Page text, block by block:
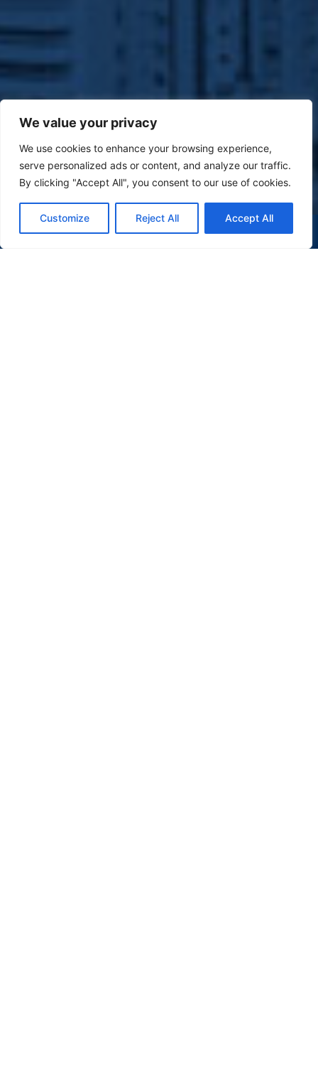
We value your privacy
We use cookies to enhance your browsing experience,
serve personalized ads or content, and analyze our traffic.
By clicking "Accept All", you consent to our use of cookies.
Customize Reject All Accept All
(47) 9 9977-7630